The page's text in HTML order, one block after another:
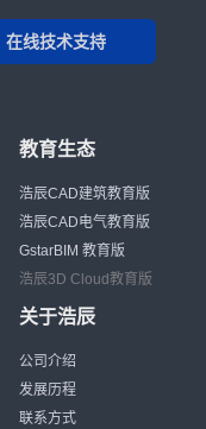
在线技术支持
教育生态
浩辰CAD建筑教育版
浩辰CAD电气教育版
GstarBIM 教育版
浩辰3D Cloud教育版
关于浩辰
公司介绍
发展历程
联系方式